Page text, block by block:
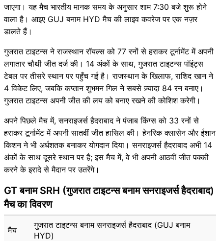
जाएगा। यह मैच भारतीय मानक समय के अनुसार शाम 7:30 बजे शुरू होने
वाला है। आइए GUJ बनाम HYD मैच की लाइव कवरेज पर एक नज़र
डालते हैं।
गुजरात टाइटन्स ने राजस्थान रॉयल्स को 77 रनों से हराकर टूर्नामेंट में अपनी
लगातार चौथी जीत दर्ज की। 14 अंकों के साथ, गुजरात टाइटन्स पॉइंट्स
टेबल पर तीसरे स्थान पर पहुँच गई है। राजस्थान के खिलाफ, राशिद खान ने
4 विकेट लिए, जबकि कप्तान शुभमन गिल ने सबसे ज़्यादा 84 रन बनाए।
गुजरात टाइटन्स अपनी जीत की लय को बनाए रखने की कोशिश करेगी।
अपने पिछले मैच में, सनराइजर्स हैदराबाद ने पंजाब किंग्स को 33 रनों से
हराकर टूर्नामेंट में अपनी सातवीं जीत हासिल की। ​​हेनरिक क्लासेन और ईशान
किशन ने भी अर्धशतक बनाकर योगदान दिया। सनराइजर्स हैदराबाद अभी 14
अंकों के साथ दूसरे स्थान पर है; इस मैच में, वे भी अपनी आठवीं जीत पक्की
करने के इरादे से मैदान पर उतरेंगे।
GT बनाम SRH (गुजरात टाइटन्स बनाम सनराइजर्स हैदराबाद)
मैच का विवरण
मैच
गुजरात टाइटन्स बनाम सनराइजर्स हैदराबाद (GUJ बनाम
HYD)